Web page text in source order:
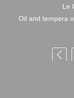
Le
Oil and tempera